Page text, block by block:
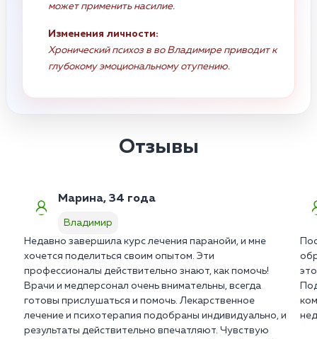
может применить насилие.
Изменения личности:
Хронический психоз в во Владимире приводит к
глубокому эмоциональному отупению.
Отзывы
Марина, 34 года
Владимир
Недавно завершила курс лечения паранойи, и мне
хочется поделиться своим опытом. Эти
профессионалы действительно знают, как помочь!
Врачи и медперсонал очень внимательны, всегда
готовы прислушаться и помочь. Лекарственное
лечение и психотерапия подобраны индивидуально, и
результаты действительно впечатляют. Чувствую